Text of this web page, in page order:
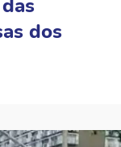
dos